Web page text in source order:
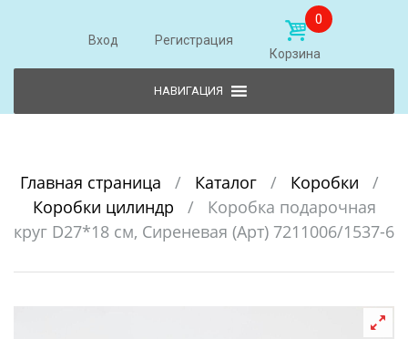
Вход Регистрация
0
Корзина
Главная страница / Каталог / Коробки
/
Коробки цилиндр
/
Коробка подарочная
круг D27*18 см, Сиреневая (Арт) 7211006/1537-6